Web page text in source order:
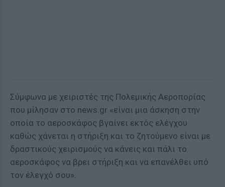
Σύμφωνα με χειριστές της Πολεμικής Αεροπορίας
που μίλησαν στο news.gr «είναι μια άσκηση στην
οποία το αεροσκάφος βγαίνει εκτός ελέγχου
καθώς χάνεται η στήριξη και το ζητούμενο είναι με
δραστικούς χειρισμούς να κάνεις και πάλι το
αεροσκάφος να βρει στήριξη και να επανέλθει υπό
τον έλεγχό σου».